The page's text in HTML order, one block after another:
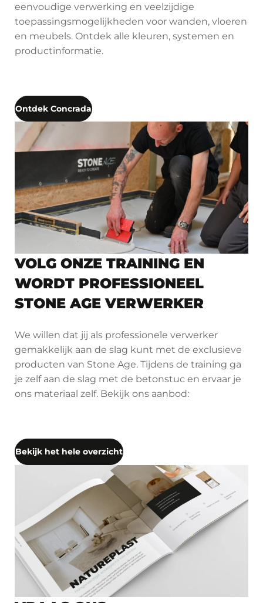
eenvoudige verwerking en veelzijdige
toepassingsmogelijkheden voor wanden, vloeren
en meubels. Ontdek alle kleuren, systemen en
productinformatie.
Ontdek Concrada
VOLG ONZE TRAINING EN
WORDT PROFESSIONEEL
STONE AGE VERWERKER
We willen dat jij als professionele verwerker
gemakkelijk aan de slag kunt met de exclusieve
producten van Stone Age. Tijdens de training ga
je zelf aan de slag met de betonstuc en ervaar je
ons materiaal zelf. Bekijk ons aanbod:
Bekijk het hele overzicht